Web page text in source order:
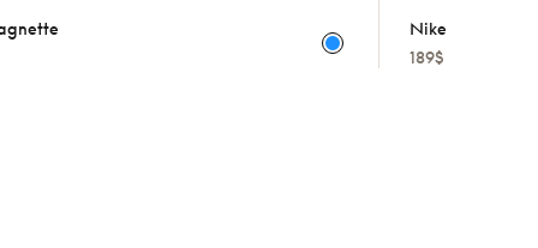
Nike
189$